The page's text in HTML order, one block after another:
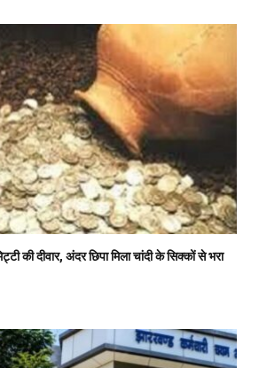
की दीवार, अंदर छिपा मिला चांदी के सिक्कों से भरा